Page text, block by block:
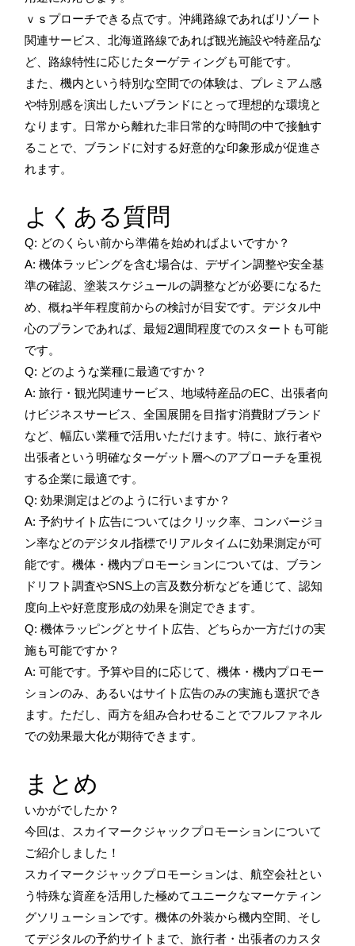
ｖｓプローチできる点です。沖縄路線であればリゾート
関連サービス、北海道路線であれば観光施設や特産品な
ど、路線特性に応じたターゲティングも可能です。
また、機内という特別な空間での体験は、プレミアム感
や特別感を演出したいブランドにとって理想的な環境と
なります。日常から離れた非日常的な時間の中で接触す
ることで、ブランドに対する好意的な印象形成が促進さ
れます。
よくある質問
Q: どのくらい前から準備を始めればよいですか？
A: 機体ラッピングを含む場合は、デザイン調整や安全基
準の確認、塗装スケジュールの調整などが必要になるた
め、概ね半年程度前からの検討が目安です。デジタル中
心のプランであれば、最短2週間程度でのスタートも可能
です。
Q: どのような業種に最適ですか？
A: 旅行・観光関連サービス、地域特産品のEC、出張者向
けビジネスサービス、全国展開を目指す消費財ブランド
など、幅広い業種で活用いただけます。特に、旅行者や
出張者という明確なターゲット層へのアプローチを重視
する企業に最適です。
Q: 効果測定はどのように行いますか？
A: 予約サイト広告についてはクリック率、コンバージョ
ン率などのデジタル指標でリアルタイムに効果測定が可
能です。機体・機内プロモーションについては、ブラン
ドリフト調査やSNS上の言及数分析などを通じて、認知
度向上や好意度形成の効果を測定できます。
Q: 機体ラッピングとサイト広告、どちらか一方だけの実
施も可能ですか？
A: 可能です。予算や目的に応じて、機体・機内プロモー
ションのみ、あるいはサイト広告のみの実施も選択でき
ます。ただし、両方を組み合わせることでフルファネル
での効果最大化が期待できます。
まとめ
いかがでしたか？
今回は、スカイマークジャックプロモーションについて
ご紹介しました！
スカイマークジャックプロモーションは、航空会社とい
う特殊な資産を活用した極めてユニークなマーケティン
グソリューションです。機体の外装から機内空間、そし
てデジタルの予約サイトまで、旅行者・出張者のカスタ